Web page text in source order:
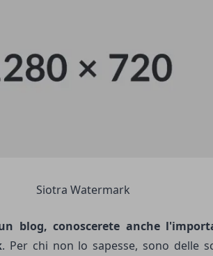
blog, conoscerete anche
. Per chi non lo sapesse, sono delle